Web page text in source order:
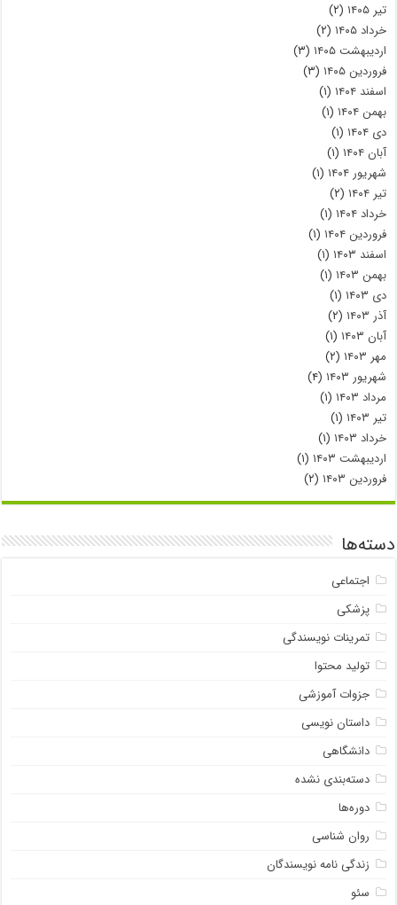
تیر ۱۴۰۵
(۲)
خرداد ۱۴۰۵
(۲)
اردیبهشت ۱۴۰۵
(۳)
فروردین ۱۴۰۵
(۳)
اسفند ۱۴۰۴
(۱)
بهمن ۱۴۰۴
(۱)
دی ۱۴۰۴
(۱)
آبان ۱۴۰۴
(۱)
شهریور ۱۴۰۴
(۱)
تیر ۱۴۰۴
(۲)
خرداد ۱۴۰۴
(۱)
فروردین ۱۴۰۴
(۱)
اسفند ۱۴۰۳
(۱)
بهمن ۱۴۰۳
(۱)
دی ۱۴۰۳
(۱)
آذر ۱۴۰۳
(۲)
آبان ۱۴۰۳
(۱)
مهر ۱۴۰۳
(۲)
شهریور ۱۴۰۳
(۴)
مرداد ۱۴۰۳
(۱)
تیر ۱۴۰۳
(۱)
خرداد ۱۴۰۳
(۱)
اردیبهشت ۱۴۰۳
(۱)
فروردین ۱۴۰۳
(۲)
دسته‌ها
اجتماعی
پزشکی
تمرینات نویسندگی
تولید محتوا
جزوات آموزشی
داستان نویسی
دانشگاهی
دسته‌بندی نشده
دوره‌ها
روان شناسی
زندگی نامه نویسندگان
سئو